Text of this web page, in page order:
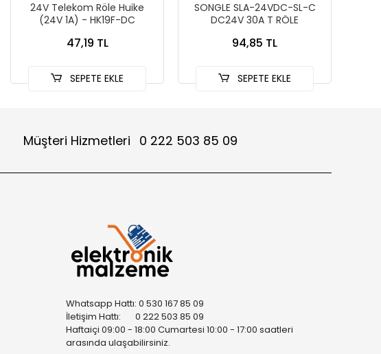
24V Telekom Röle Huike
(24V 1A) - HK19F-DC
47,19 TL
SEPETE EKLE
SONGLE SLA-24VDC-SL-C
DC24V 30A T RÖLE
94,85 TL
SEPETE EKLE
Müşteri Hizmetleri 0 222 503 85 09
Whatsapp Hattı: 0 530 167 85 09
İletişim Hattı: 0 222 503 85 09
Haftaiçi 09:00 - 18:00 Cumartesi 10:00 - 17:00 saatleri
arasında ulaşabilirsiniz.